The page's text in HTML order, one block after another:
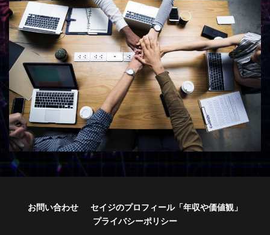
お問い合わせ
セイジのプロフィール「年収や価値観」
プライバシーポリシー